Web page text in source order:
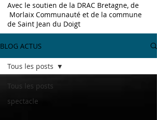
Avec le soutien de la DRAC Bretagne, de
Morlaix Communauté et de la commune
de Saint Jean du Doigt
BLOG ACTUS
Tous les posts
spectacle
Tous les posts